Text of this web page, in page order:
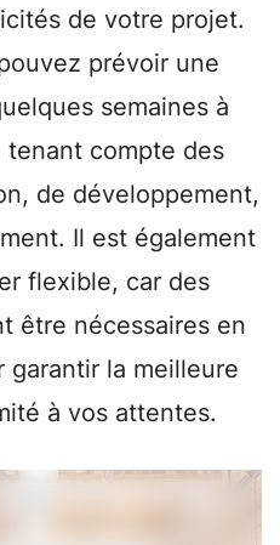
de votre projet.
prévoir une
semaines à
compte des
de développement,
Il est également
flexible, car des
être nécessaires en
la meilleure
à vos attentes.